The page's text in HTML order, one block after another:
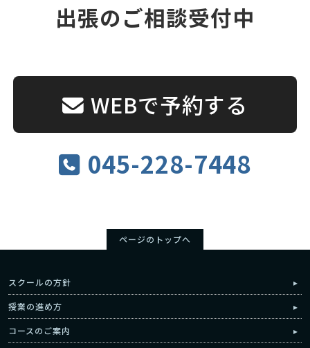
出張のご相談受付中
WEBで予約する
045-228-7448
ページのトップへ
スクールの方針
授業の進め方
コースのご案内